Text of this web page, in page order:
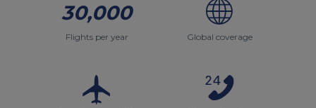
30,000
Flights per year Global coverage